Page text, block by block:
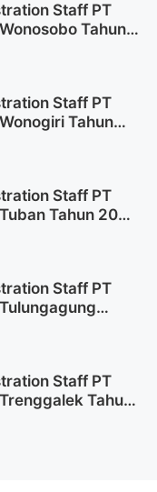
Staff PT
Tahun
Staff PT
Tahun
Staff PT
Tahun 2025
Staff PT
Staff PT
Tahun